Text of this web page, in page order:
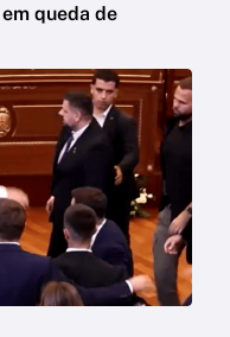
queda de